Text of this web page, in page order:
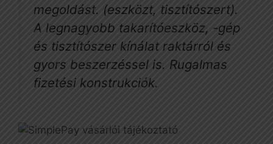
megoldást. (eszközt, tisztítószert).
A legnagyobb takarítóeszköz, -gép
és tisztítószer kínálat raktárról és
gyors beszerzéssel is. Rugalmas
fizetési konstrukciók.